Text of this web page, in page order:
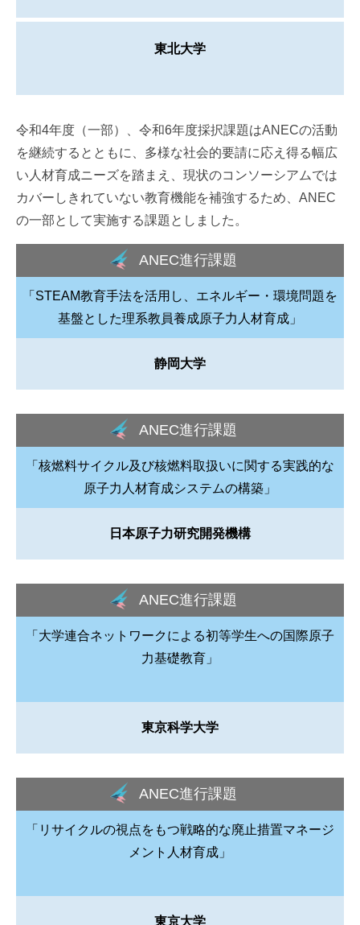
東北大学
令和4年度（一部）、令和6年度採択課題はANECの活動
を継続するとともに、多様な社会的要請に応え得る幅広
い人材育成ニーズを踏まえ、現状のコンソーシアムでは
カバーしきれていない教育機能を補強するため、ANEC
の一部として実施する課題としました。
ANEC進行課題
「STEAM教育手法を活用し、エネルギー・環境問題を
基盤とした理系教員養成原子力人材育成」
静岡大学
ANEC進行課題
「核燃料サイクル及び核燃料取扱いに関する実践的な
原子力人材育成システムの構築」
日本原子力研究開発機構
ANEC進行課題
「大学連合ネットワークによる初等学生への国際原子
力基礎教育」
東京科学大学
ANEC進行課題
「リサイクルの視点をもつ戦略的な廃止措置マネージ
メント人材育成」
東京大学